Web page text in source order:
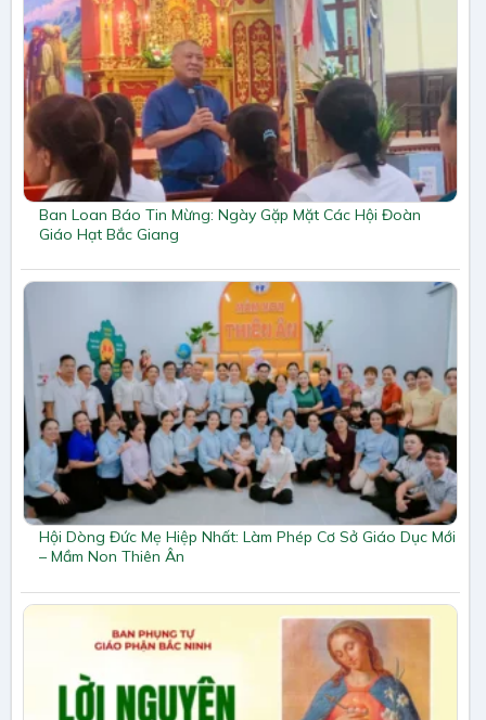
Ban Loan Báo Tin Mừng: Ngày Gặp Mặt Các Hội Đoàn
Giáo Hạt Bắc Giang
Hội Dòng Đức Mẹ Hiệp Nhất: Làm Phép Cơ Sở Giáo Dục Mới
– Mầm Non Thiên Ân